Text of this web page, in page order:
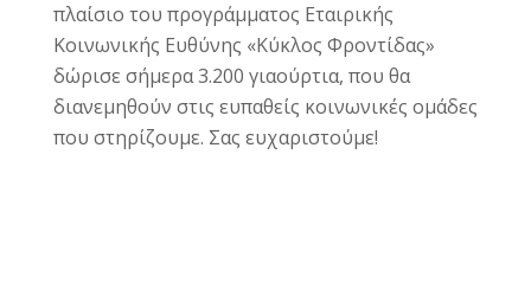
πλαίσιο του προγράμματος Εταιρικής
Κοινωνικής Ευθύνης «Κύκλος Φροντίδας»
δώρισε σήμερα 3.200 γιαούρτια, που θα
διανεμηθούν στις ευπαθείς κοινωνικές ομάδες
που στηρίζουμε. Σας ευχαριστούμε!